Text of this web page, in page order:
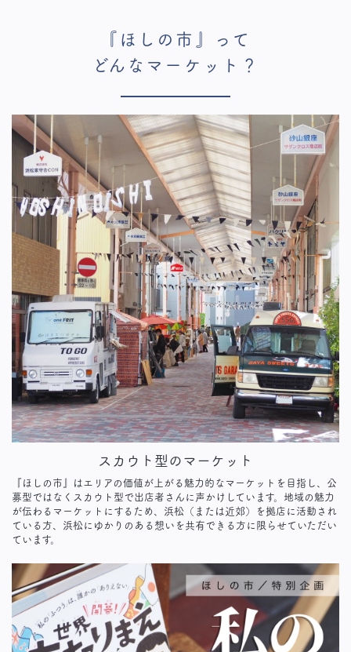
『ほしの市』って
どんなマーケット？
スカウト型のマーケット
『ほしの市』はエリアの価値が上がる魅力的なマーケットを目指し、公
募型ではなくスカウト型で出店者さんに声かけしています。地域の魅力
が伝わるマーケットにするため、浜松（または近郊）を拠店に活動され
ている方、浜松にゆかりのある想いを共有できる方に限らせていただい
ています。